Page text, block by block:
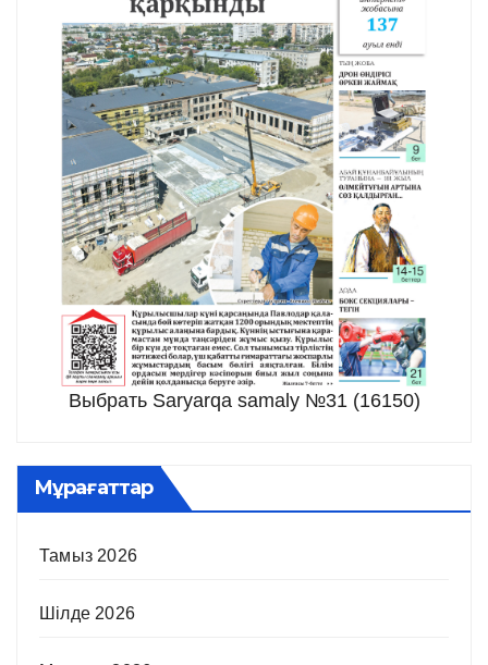
Выбрать Saryarqa samaly №31 (16150)
Мұрағаттар
Тамыз 2026
Шілде 2026